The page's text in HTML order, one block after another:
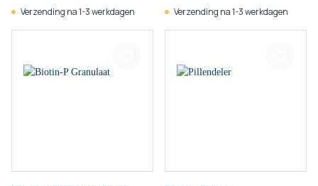
Verzending na 1-3 werkdagen Verzending na 1-3 werkdagen